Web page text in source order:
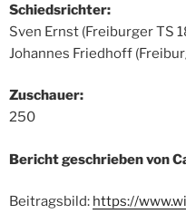
Schiedsrichter:
Sven Ernst (Freiburger TS
Johannes Friedhoff
Zuschauer:
250
Bericht geschrieben von
Beitragsbild: https://